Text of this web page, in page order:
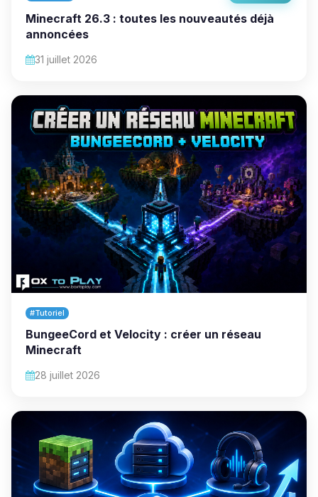
Minecraft 26.3 : toutes les nouveautés déjà
annoncées
31 juillet 2026
#Tutoriel
BungeeCord et Velocity : créer un réseau
Minecraft
28 juillet 2026